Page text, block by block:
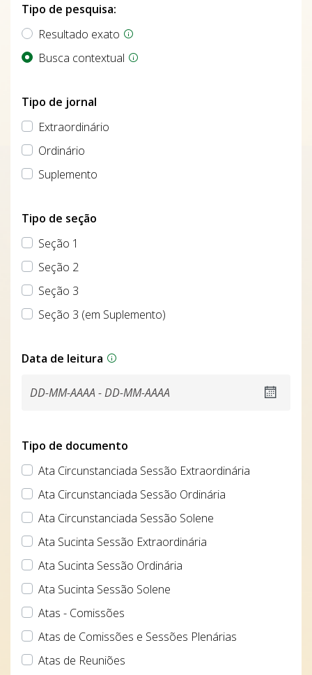
Tipo de pesquisa:
Resultado exato
Busca contextual
Tipo de jornal
Extraordinário
Ordinário
Suplemento
Tipo de seção
Seção 1
Seção 2
Seção 3
Seção 3 (em Suplemento)
Data de leitura
Tipo de documento
Ata Circunstanciada Sessão Extraordinária
Ata Circunstanciada Sessão Ordinária
Ata Circunstanciada Sessão Solene
Ata Sucinta Sessão Extraordinária
Ata Sucinta Sessão Ordinária
Ata Sucinta Sessão Solene
Atas - Comissões
Atas de Comissões e Sessões Plenárias
Atas de Reuniões